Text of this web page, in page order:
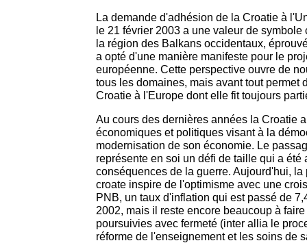
La demande d'adhésion de la Croatie à
le 21 février 2003 a une valeur de symbole
la région des Balkans occidentaux,
a opté d'une manière manifeste pour le
européenne. Cette perspective ouvre de
tous les domaines, mais avant tout permet
Croatie à l'Europe dont elle fit toujours
Au cours des dernières années la Croatie
économiques et politiques visant à la
modernisation de son économie. Le
représente en soi un défi de taille qui a été
conséquences de la guerre. Aujourd'hui,
croate inspire de l'optimisme avec une
PNB, un taux d'inflation qui est passé de
2002, mais il reste encore beaucoup à
poursuivies avec fermeté (inter allia le
réforme de l'enseignement et les soins de